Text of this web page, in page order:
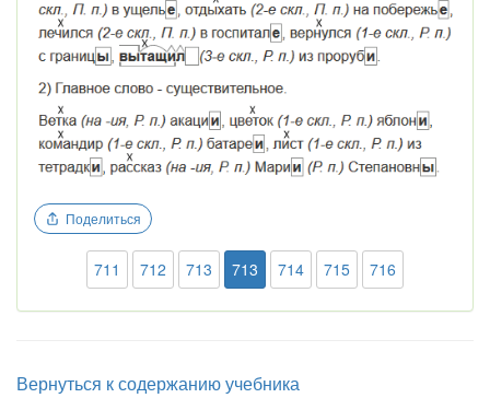
Поделиться
711 712 713 713 714 715 716
Вернуться к содержанию учебника